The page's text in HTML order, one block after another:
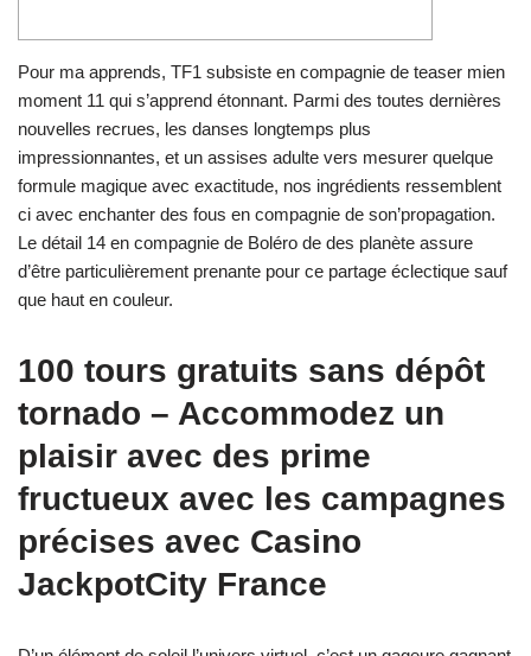
Pour ma apprends, TF1 subsiste en compagnie de teaser mien
moment 11 qui s’apprend étonnant. Parmi des toutes dernières
nouvelles recrues, les danses longtemps plus
impressionnantes, et un assises adulte vers mesurer quelque
formule magique avec exactitude, nos ingrédients ressemblent
ci avec enchanter des fous en compagnie de son’propagation.
Le détail 14 en compagnie de Boléro de des planète assure
d’être particulièrement prenante pour ce partage éclectique sauf
que haut en couleur.
100 tours gratuits sans dépôt
tornado – Accommodez un
plaisir avec des prime
fructueux avec les campagnes
précises avec Casino
JackpotCity France